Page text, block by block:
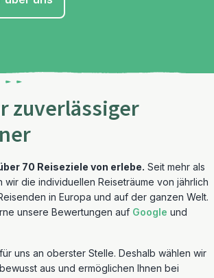
zuverlässiger
70 Reiseziele von erlebe. Seit mehr als
wir die individuellen Reiseträume von jährlich
in Europa und auf der ganzen Welt.
unsere Bewertungen auf Google und
uns an oberster Stelle. Deshalb wählen wir
aus und ermöglichen Ihnen bei